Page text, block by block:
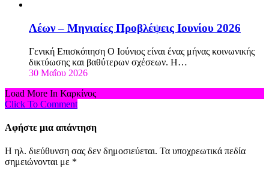
Λέων – Μηνιαίες Προβλέψεις Ιουνίου 2026
Γενική Επισκόπηση Ο Ιούνιος είναι ένας μήνας κοινωνικής
δικτύωσης και βαθύτερων σχέσεων. Η…
30 Μαΐου 2026
Load More In Καρκίνος
Click To Comment
Αφήστε μια απάντηση
Η ηλ. διεύθυνση σας δεν δημοσιεύεται. Τα υποχρεωτικά πεδία
σημειώνονται με *